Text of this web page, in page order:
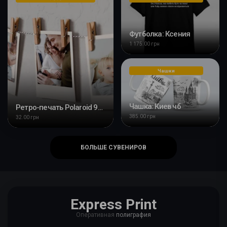
Ретро-печать Polaroid 9x11 см
32.00 грн
Футболка: Ксения
1 175.00 грн
Чашки
Чашка: Киев чб
385.00 грн
БОЛЬШЕ СУВЕНИРОВ
Express Print
Оперативная полиграфия